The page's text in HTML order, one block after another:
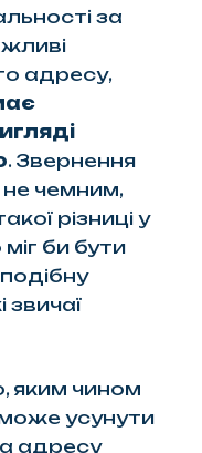
за
адресу,
. Звернення
не чемним,
різниці у
би бути
звичаї
яким чином
усунути
адресу